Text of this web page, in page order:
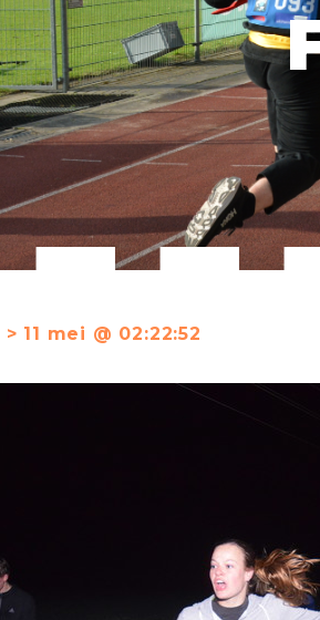
> 11 mei @ 02:22:52